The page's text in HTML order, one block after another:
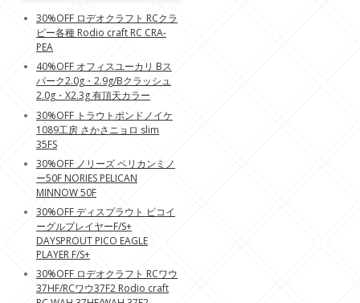
30%OFF ロデオクラフト RCクラ
ピー各種 Rodio craft RC CRA-
PEA
40%OFF オフィスユーカリ Bス
パーク2.0g・2.9g/Bクラッシュ
2.0g・X2.3g 有頂天カラー
30%OFF トラウトポンドノイケ
1089工房 さかさニョロ slim
35FS
30%OFF ノリーズ ペリカンミノ
ー50F NORIES PELICAN
MINNOW 50F
30%OFF ディスプラウト ピコイ
ーグルプレイヤーF/S+
DAYSPROUT PICO EAGLE
PLAYER F/S+
30%OFF ロデオクラフト RCワウ
37HF/RCワウ37F2 Rodio craft